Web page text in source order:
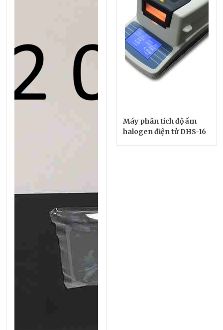
Máy phân tích độ ẩm
halogen điện tử DHS-16